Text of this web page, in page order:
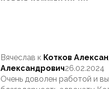
Вячеслав к Котков
Александрович26.02.2024
Очень доволен работой и